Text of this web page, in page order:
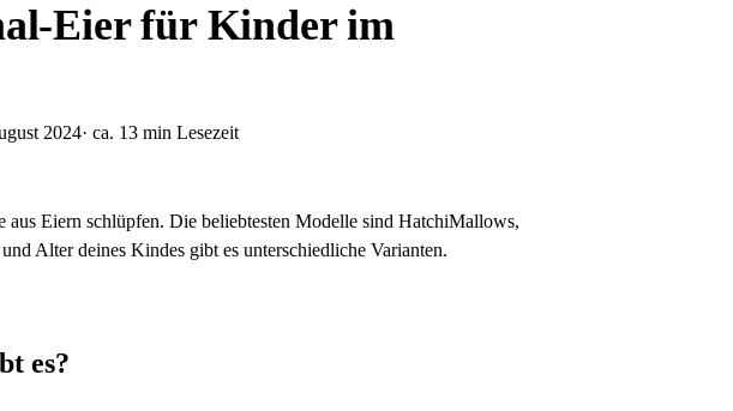
Eier für Kinder im
2024· ca. 13 min Lesezeit
aus Eiern schlüpfen. Die beliebtesten Modelle sind HatchiMallows,
Alter deines Kindes gibt es unterschiedliche Varianten.
es?